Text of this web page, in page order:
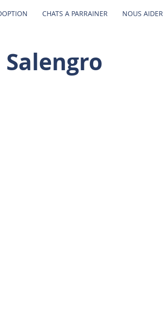
CHATS A PARRAINER NOUS AIDER
Salengro